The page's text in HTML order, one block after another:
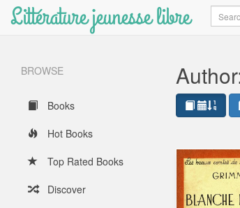
Littérature jeunesse libre
BROWSE
Books
Hot Books
Top Rated Books
Discover